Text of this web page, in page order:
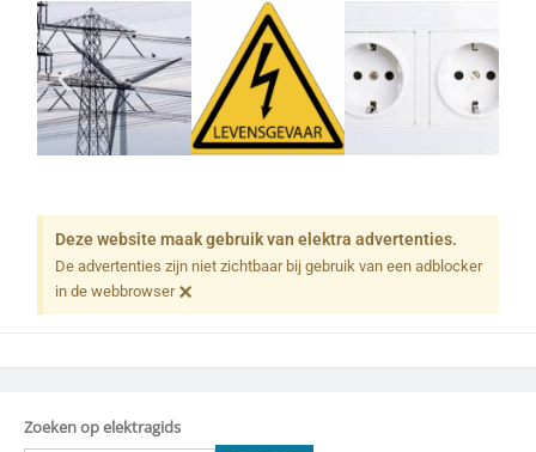
Deze website maak gebruik van elektra advertenties.
De advertenties zijn niet zichtbaar bij gebruik van een adblocker
in de webbrowser ×
Zoeken op elektragids